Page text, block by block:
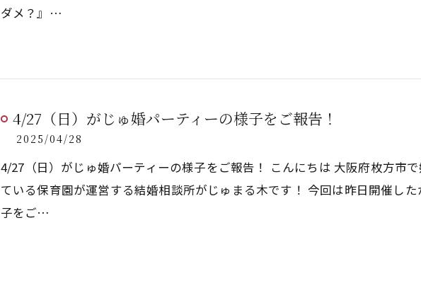
ダメ？』…
4/27（日）がじゅ婚パーティーの様子をご報告！
2025/04/28
4/27（日）がじゅ婚パーティーの様子をご報告！ こんにちは 大阪府枚方市
ている保育園が運営する結婚相談所がじゅまる木です！ 今回は昨日開催し
子をご…